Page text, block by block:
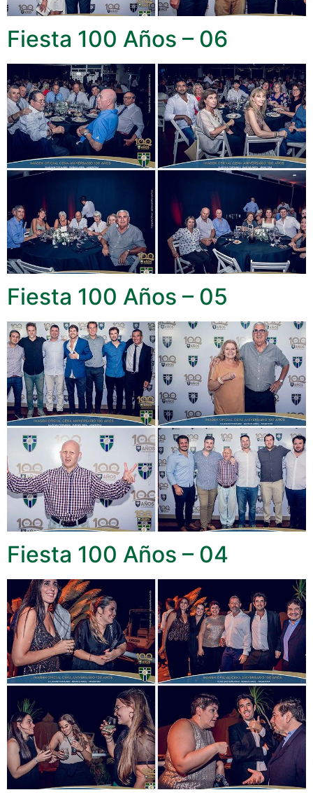
Fiesta 100 Años – 06
Fiesta 100 Años – 05
Fiesta 100 Años – 04